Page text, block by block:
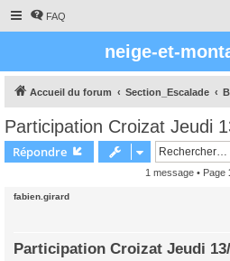
FAQ
neige-et-
Accueil du forum Section_Escalade
Participation Croizat Jeudi
Répondre
1 message • Page
fabien.girard
Participation Croizat Jeudi